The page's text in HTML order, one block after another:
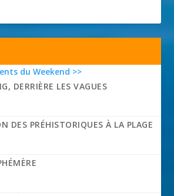
du Weekend >>
DERRIÈRE LES VAGUES
DES PRÉHISTORIQUES À LA PLAGE